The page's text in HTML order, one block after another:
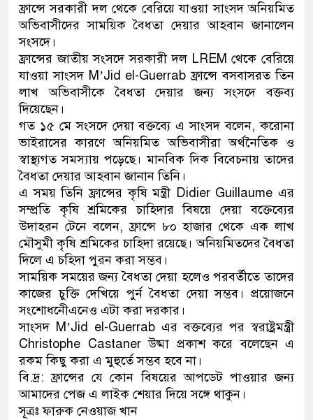
ফ্রান্সে সরকারী দল থেকে বেরিয়ে যাওয়া সাংসদ অনিয়মিত
অভিবাসীদের সাময়িক বৈধতা দেয়ার আহবান জানালেন
সংসদে।
ফ্রান্সের জাতীয় সংসদে সরকারী দল LREM থেকে বেরিয়ে
যাওয়া সাংসদ M’Jid el-Guerrab ফ্রান্সে বসবাসরত তিন
লাখ অভিবাসীকে বৈধতা দেয়ার জন্য সংসদে বক্তব্য
দিয়েছেন।
গত ১৫ মে সংসদে দেয়া বক্তব্যে এ সাংসদ বলেন, করোনা
ভাইরাসের কারণে অনিয়মিত অভিবাসীরা অর্থনৈতিক ও
স্বাস্থ্যগত সমস্যায় পড়েছে। মানবিক দিক বিবেচনায় তাদের
বৈধতা দেয়ার আহবান জানান ‍তিনি।
এ সময় তিনি ফ্রান্সের কৃষি মন্ত্রী Didier Guillaume এর
সম্প্রতি কৃষি শ্রমিকের চাহিদার বিষয়ে দেয়া বক্তেব্যের
উদাহরন টেনে বলেন, ফ্রান্সে ৮০ হাজার থেকে এক লাখ
মৌসুমী কৃষি শ্রমিকের চাহিদা রয়েছে। অনিয়মিতদের বৈধতা
দিলে এ চহিদা পুরন করা সম্ভব।
সাময়িক সময়ের জন্য বৈধতা দেয়া হলেও পরবর্তীতে তাদের
কাজের চুক্তি দেখিয়ে পুর্ন বৈধতা দেয়া সম্ভব। প্রয়োজনে
সংশোধনীেএনেও এটা করা দরকার।
সাংসদ M’Jid el-Guerrab এর বক্তব্যের পর স্বরাষ্ট্রমন্ত্রী
Christophe Castaner উষ্মা প্রকাশ করে বলেছেন এ
রকম কিছু করা এ মুহুর্তে সম্ভব হবে না।
বি.দ্র: ফ্রান্সের যে কোন বিষয়ের আপডেট পাওয়ার জন্য
আমাদের পেজ এ লাইক শেয়ার দিয়ে সঙ্গে থাকুন।
সূত্রঃ ফারুক নেওয়াজ খান